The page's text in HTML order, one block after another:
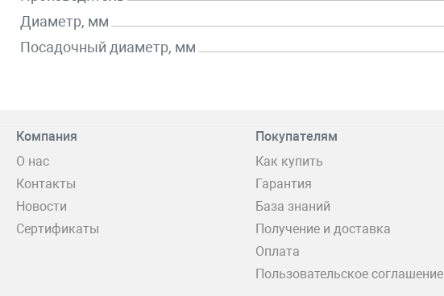
Диаметр, мм
Посадочный диаметр, мм
Компания
О нас
Контакты
Новости
Сертификаты
Покупателям
Как купить
Гарантия
База знаний
Получение и доставка
Оплата
Пользовательское соглашение